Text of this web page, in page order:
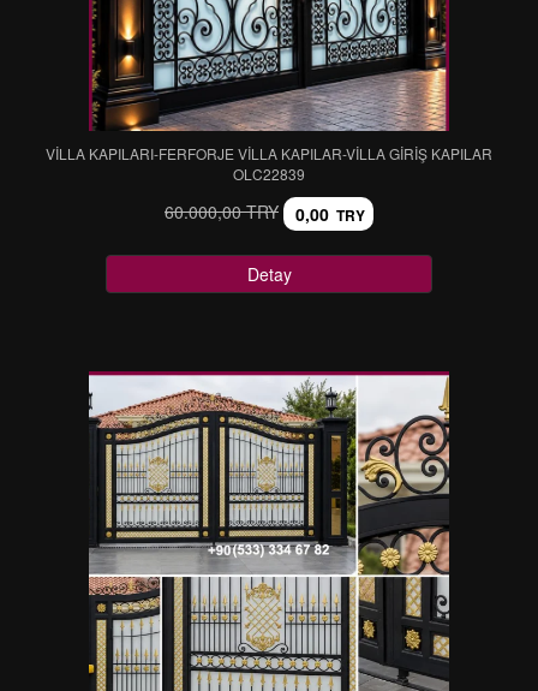
VİLLA KAPILARI-FERFORJE VİLLA KAPILAR-VİLLA GİRİŞ KAPILAR
OLC22839
60.000,00 TRY 0,00 TRY
Detay